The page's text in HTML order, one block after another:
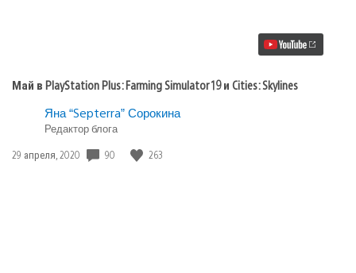
19
Май в PlayStation Plus: Farming Simulator 19 и Cities: Skylines
Яна “Septerra” Сорокина
Редактор блога
Дата
29 апреля, 2020 90 263